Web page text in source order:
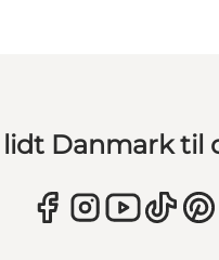
lidt Danmark til